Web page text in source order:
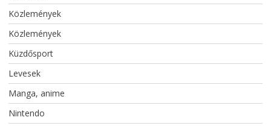
Közlemények
Közlemények
Küzdősport
Levesek
Manga, anime
Nintendo